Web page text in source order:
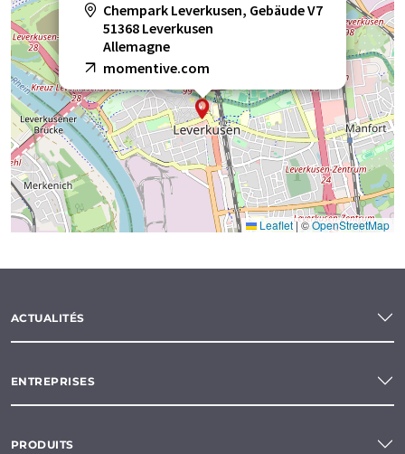
Chempark Leverkusen, Gebäude V7
51368 Leverkusen
Allemagne
momentive.com
Leaflet|©OpenStreetMap
ACTUALITÉS
ENTREPRISES
PRODUITS